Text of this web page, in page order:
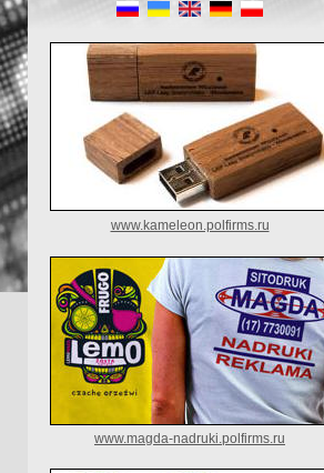
www.kameleon.polfirms.ru
www.magda-nadruki.polfirms.ru